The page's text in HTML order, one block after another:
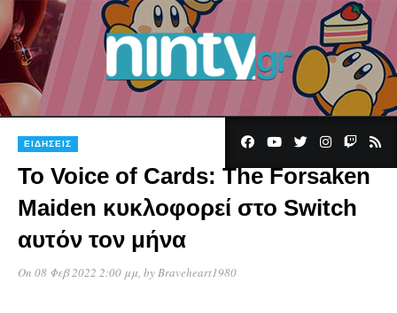
ΕΙΔΉΣΕΙΣ
Το Voice of Cards: The Forsaken
Maiden κυκλοφορεί στο Switch
αυτόν τον μήνα
On 08 Φεβ 2022 2:00 μμ , by Braveheart1980